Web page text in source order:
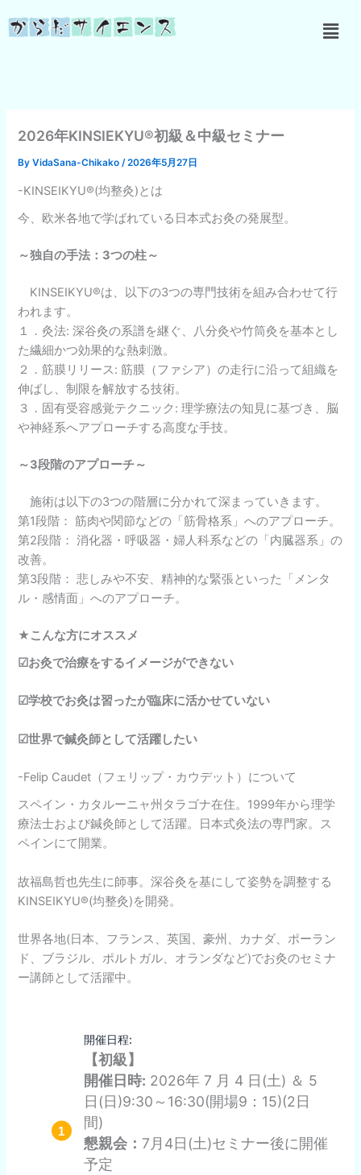
容
メ
ニ
2026年KINSIEKYU®初級＆中級セミナー
ByVidaSana-Chikako /2026年5月27日
-KINSEIKYU®(均整灸)とは
今、欧米各地で学ばれている日本式お灸の発展型。
～独自の手法：3つの柱～
KINSEIKYU®は、以下の3つの専門技術を組み合わせて行
われます。
１．灸法: 深谷灸の系譜を継ぐ、八分灸や竹筒灸を基本とし
た繊細かつ効果的な熱刺激。
２．筋膜リリース: 筋膜（ファシア）の走行に沿って組織を
伸ばし、制限を解放する技術。
３．固有受容感覚テクニック: 理学療法の知見に基づき、脳
や神経系へアプローチする高度な手技。
～3段階のアプローチ～
施術は以下の3つの階層に分かれて深まっていきます。
第1段階： 筋肉や関節などの「筋骨格系」へのアプローチ。
第2段階： 消化器・呼吸器・婦人科系などの「内臓器系」の
改善。
第3段階： 悲しみや不安、精神的な緊張といった「メンタ
ル・感情面」へのアプローチ。
★こんな方にオススメ
☑お灸で治療をするイメージができない
☑学校でお灸は習ったが臨床に活かせていない
☑世界で鍼灸師として活躍したい
-Felip Caudet（フェリップ・カウデット）について
スペイン・カタルーニャ州タラゴナ在住。1999年から理学
療法士および鍼灸師として活躍。日本式灸法の専門家。ス
ペインにて開業。
故福島哲也先生に師事。深谷灸を基にして姿勢を調整する
KINSEIKYU®(均整灸)を開発。
世界各地(日本、フランス、英国、豪州、カナダ、ポーラン
ド、ブラジル、ポルトガル、オランダなど)でお灸のセミナ
ー講師として活躍中。
開催日程:
【初級】
開催日時: 2026年 7 月 4 日(土) ＆ 5
日(日)9:30～16:30(開場9：15)(2日
間)
懇親会： 7月4日(土)セミナー後に開催
予定